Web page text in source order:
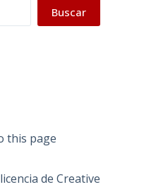
Buscar
licencia de Creative